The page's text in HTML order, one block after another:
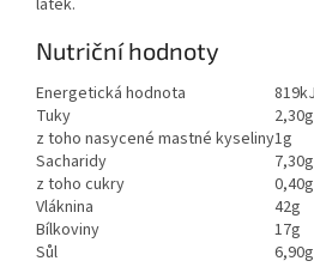
látek.
Nutriční hodnoty
Energetická hodnota
Tuky
2,30g
z toho nasycené mastné kyseliny1g
Sacharidy
7,30g
z toho cukry
0,40g
Vláknina
42g
Bílkoviny
17g
Sůl
6,90g